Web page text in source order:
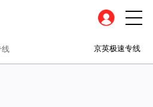
线 京英极速专线